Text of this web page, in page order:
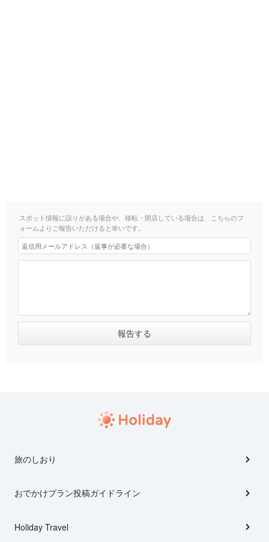
スポット情報に誤りがある場合や、移転・閉店している場合は、こちらのフ
ォームよりご報告いただけると幸いです。
旅のしおり
おでかけプラン投稿ガイドライン
Holiday Travel